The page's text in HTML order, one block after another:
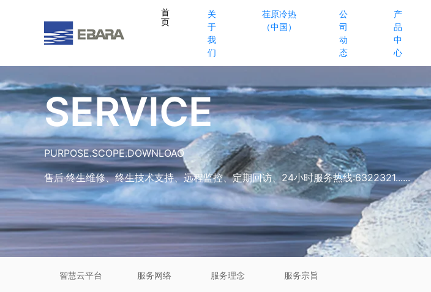
首
页
关
于
我
们
荏原冷热
（中国）
公
司
动
态
产
品
中
心
SERVICE
PURPOSE.SCOPE.DOWNLOAO
售后·终生维修、终生技术支持、远程监控、定期回访、24小时服务热线:6322321......
智慧云平台 服务网络 服务理念 服务宗旨